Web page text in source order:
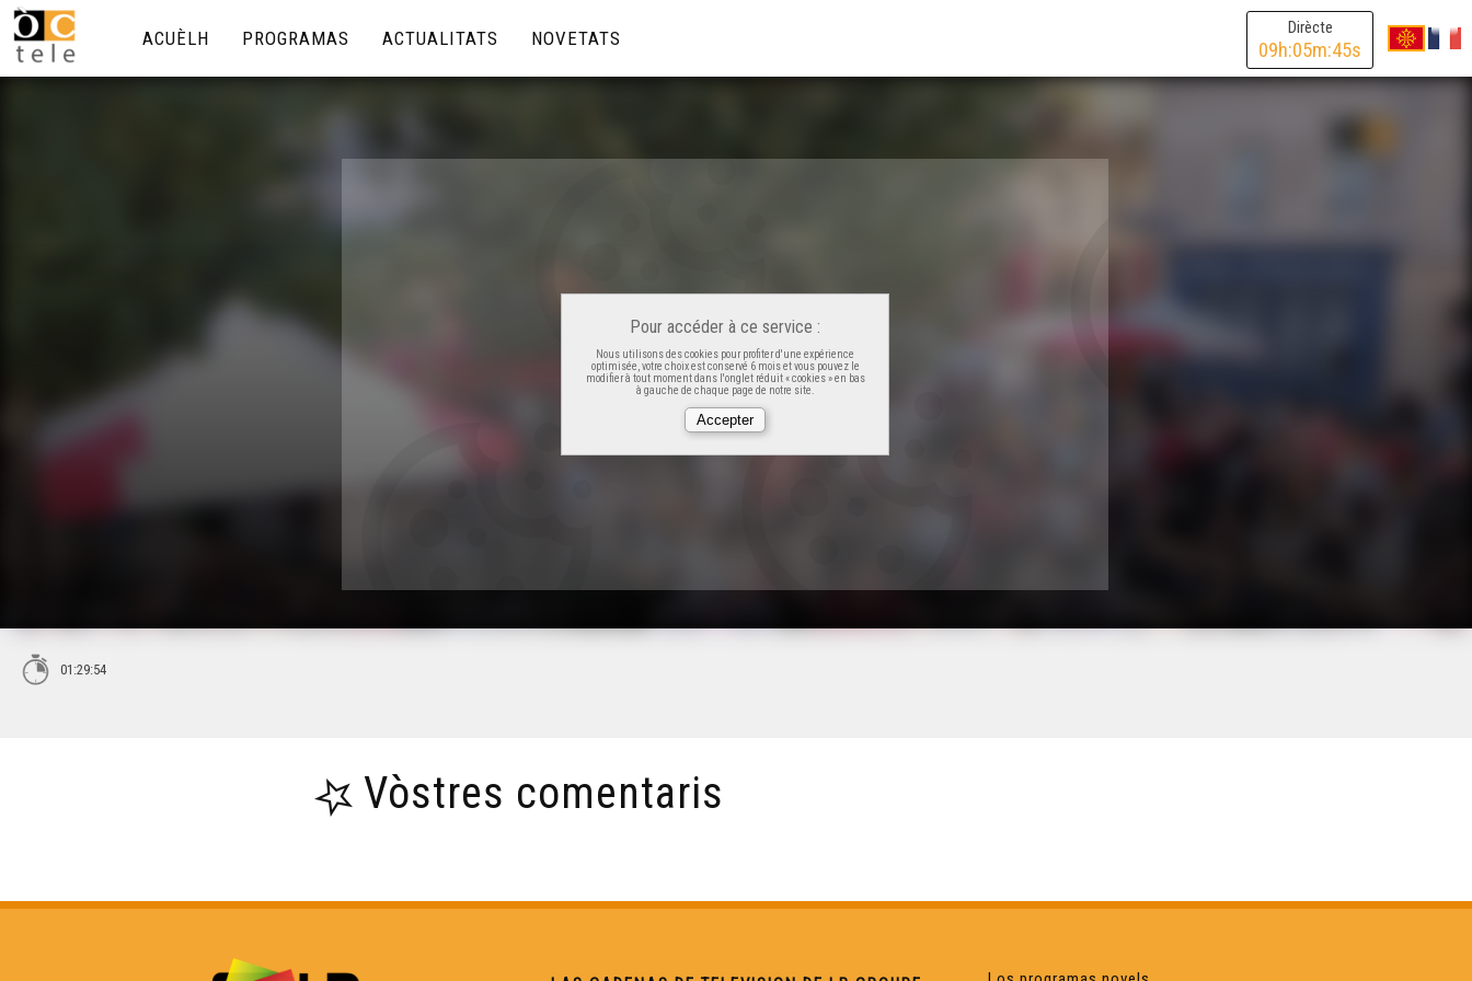
Dirècte
09h:05m:45s
ACUÈLH PROGRAMAS ACTUALITATS NOVETATS
Pour accéder à ce service :
Nous utilisons des cookies pour profiter d'une expérience
optimisée, votre choix est conservé 6 mois et vous pouvez le
modifier à tout moment dans l'onglet réduit « cookies » en bas
à gauche de chaque page de notre site.
01:29:54
Vòstres comentaris